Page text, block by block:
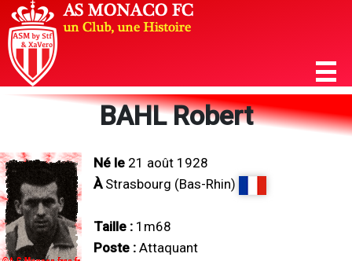
BAHL Robert
Né le 21 août 1928
ÀStrasbourg (Bas-Rhin)
Taille : 1m68
Poste : Attaquant